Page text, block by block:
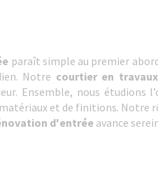
paraît simple au premier
Notre courtier en travaux
Ensemble, nous étudions
et de finitions.
d'entréeavance